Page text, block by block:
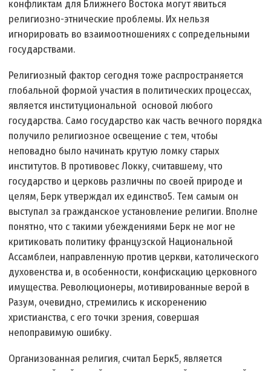
конфликтам для Ближнего Востока могут явиться
религиозно-этнические проблемы. Их нельзя
игнорировать во взаимоотношениях с сопредельными
государствами.
Религиозный фактор сегодня тоже распространяется
глобальной формой участия в политических процессах,
является институциональной основой любого
государства. Само государство как часть вечного порядка
получило религиозное освещение с тем, чтобы
неповадно было начинать крутую ломку старых
институтов. В противовес Локку, считавшему, что
государство и церковь различны по своей природе и
целям, Берк утверждал их единство5. Тем самым он
выступал за гражданское установление религии. Вполне
понятно, что с такими убеждениями Берк не мог не
критиковать политику французской Национальной
Ассамблеи, направленную против церкви, католического
духовенства и, в особенности, конфискацию церковного
имущества. Революционеры, мотивированные верой в
Разум, очевидно, стремились к искоренению
христианства, с его точки зрения, совершая
непоправимую ошибку.
Организованная религия, считал Берк5, является